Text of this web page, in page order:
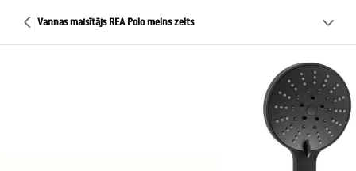
Vannas maisītājs REA Polo melns zelts